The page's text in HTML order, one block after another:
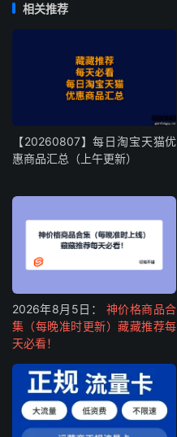
相关推荐
【20260807】每日淘宝天猫优
惠商品汇总（上午更新）
2026年8月5日： 神价格商品合
集（每晚准时更新）藏藏推荐每
天必看！